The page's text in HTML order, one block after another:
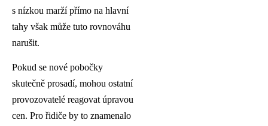
s nízkou marží přímo na hlavní
tahy však může tuto rovnováhu
narušit.
Pokud se nové pobočky
skutečně prosadí, mohou ostatní
provozovatelé reagovat úpravou
cen. Pro řidiče by to znamenalo